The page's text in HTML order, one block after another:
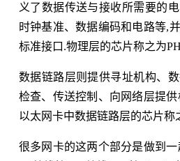
义了数据传送与接收所需要的
时钟基准、数据编码和电路等,
标准接口.物理层的芯片称之为
数据链路层则提供寻址机构、
检查、传送控制、向网络层提
以太网卡中数据链路层的芯片称
很多网卡的这两个部分是做到